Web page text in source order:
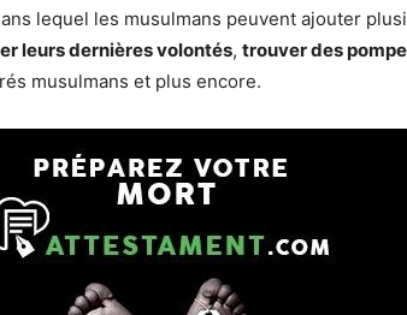
lequel les musulmans peuvent ajouter
leurs dernières volontés, trouver des
musulmans et plus encore.